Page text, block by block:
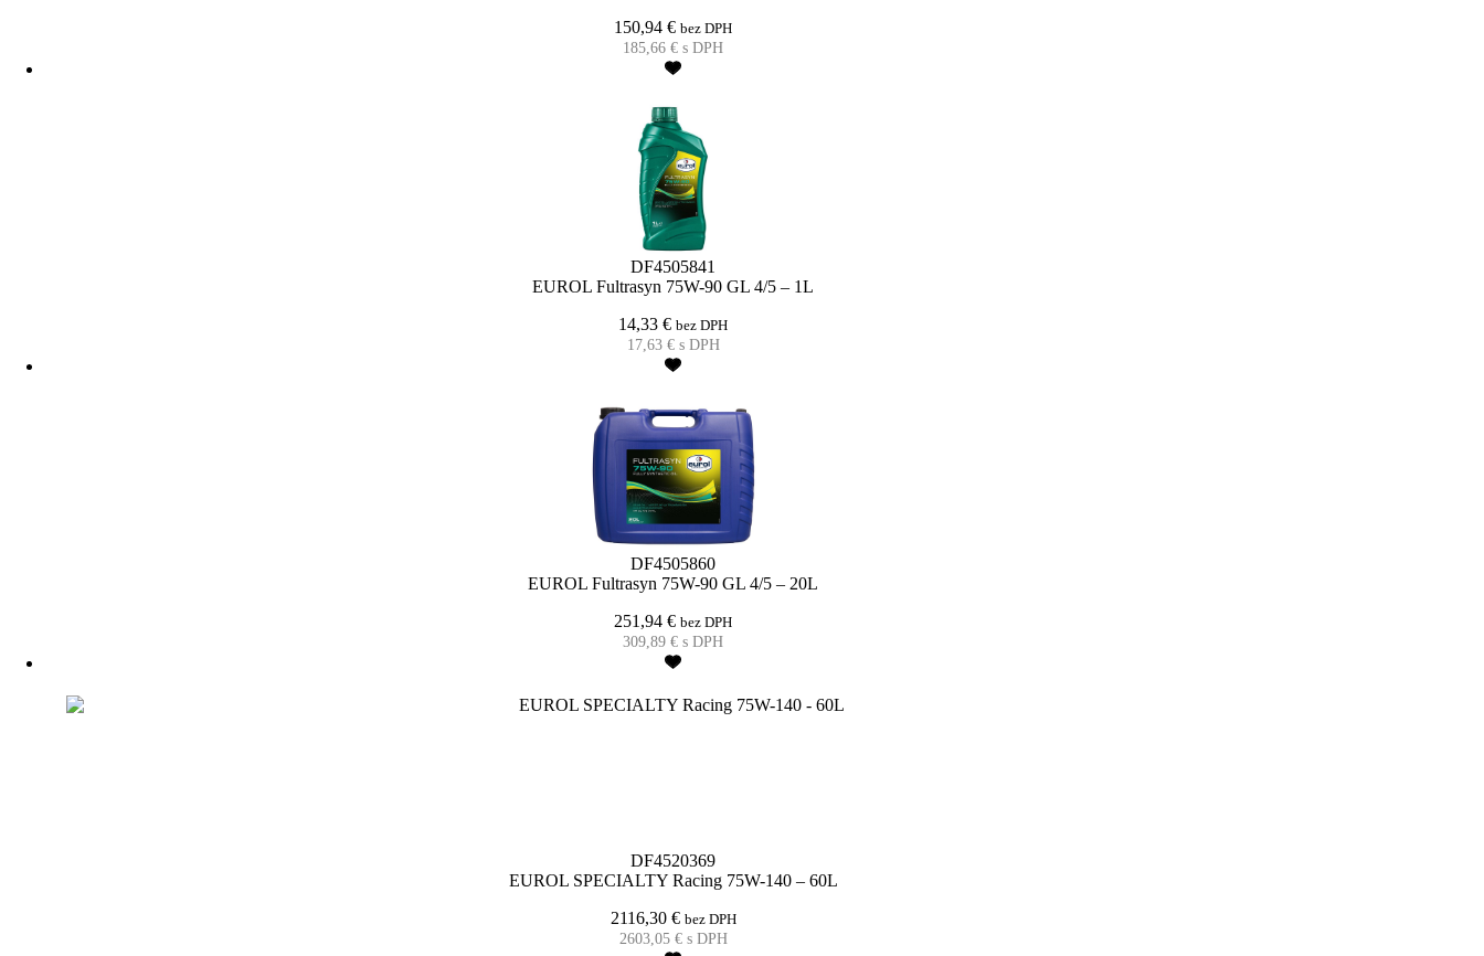
150,94€ bez DPH
185,66€ s DPH
DF4505841
EUROL Fultrasyn 75W-90 GL 4/5 – 1L
14,33€ bez DPH
17,63 €s DPH
DF4505860
EUROL Fultrasyn 75W-90 GL 4/5 – 20L
251,94€ bez DPH
309,89€ s DPH
DF4520369
EUROL SPECIALTY Racing 75W-140 – 60L
2116,30 € bez DPH
2603,05 €s DPH